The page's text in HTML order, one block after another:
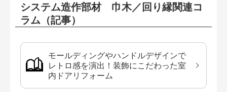
システム造作部材 巾木／回り縁関連コ
ラム（記事）
モールディングやハンドルデザインで
レトロ感を演出！装飾にこだわった室
内ドアリフォーム